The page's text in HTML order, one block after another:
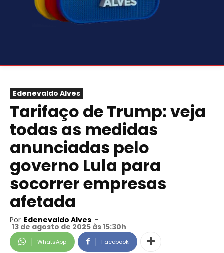
Edenevaldo Alves
Tarifaço de Trump: veja
todas as medidas
anunciadas pelo
governo Lula para
socorrer empresas
afetada
Por Edenevaldo Alves -
13 de agosto de 2025 às 15:30h
WhatsApp Facebook